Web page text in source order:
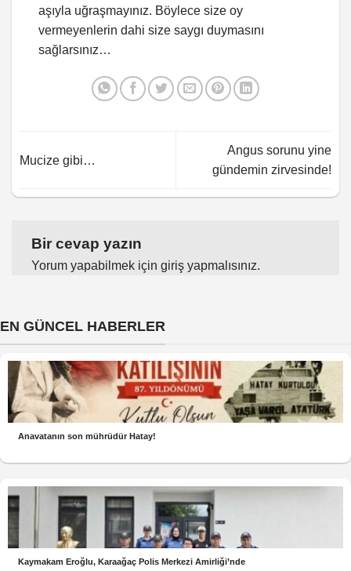
aşıyla uğraşmayınız. Böylece size oy
vermeyenlerin dahi size saygı duymasını
sağlarsınız…
Mucize gibi…
Angus sorunu yine
gündemin zirvesinde!
Bir cevap yazın
Yorum yapabilmek için giriş yapmalısınız.
EN GÜNCEL HABERLER
Anavatanın son mührüdür Hatay!
Kaymakam Eroğlu, Karaağaç Polis Merkezi Amirliği’nde